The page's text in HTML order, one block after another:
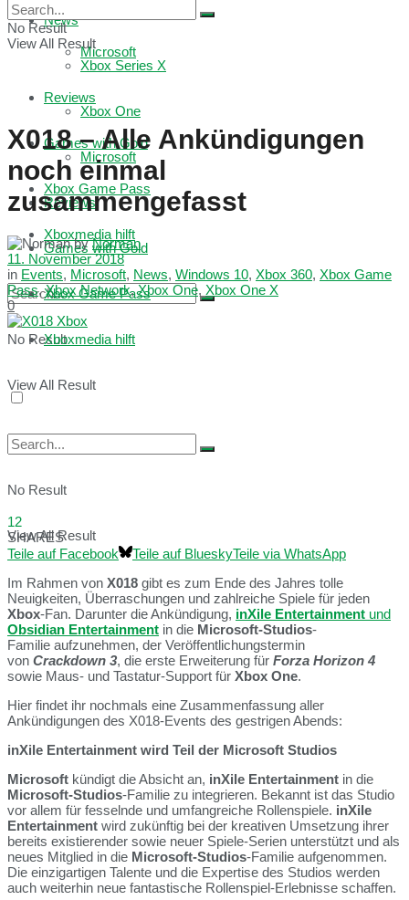
Microsoft
Reviews
Games with Gold
Xbox Game Pass
Xboxmedia hilft
No Result
View All Result
News
Xbox Series X
Xbox One
Microsoft
Reviews
Games with Gold
Xbox Game Pass
Xboxmedia hilft
No Result
View All Result
No Result
View All Result
X018 – Alle Ankündigungen
noch einmal
zusammengefasst
by Norman
11. November 2018
in Events, Microsoft, News, Windows 10, Xbox 360, Xbox Game
Pass,Xbox Network,Xbox One, Xbox One X
0
12
SHARES
Teile auf Facebook
Teile auf BlueskyTeile via WhatsApp
Im Rahmen von X018 gibt es zum Ende des Jahres tolle
Neuigkeiten, Überraschungen und zahlreiche Spiele für jeden
Xbox-Fan. Darunter die Ankündigung, inXile Entertainment und
Obsidian Entertainment in die Microsoft-Studios-
Familie aufzunehmen, der Veröffentlichungstermin
von Crackdown 3, die erste Erweiterung für Forza Horizon 4
sowie Maus- und Tastatur-Support für Xbox One.
Hier findet ihr nochmals eine Zusammenfassung aller
Ankündigungen des X018-Events des gestrigen Abends:
inXile Entertainment wird Teil der Microsoft Studios
Microsoft kündigt die Absicht an, inXile Entertainment in die
Microsoft-Studios-Familie zu integrieren. Bekannt ist das Studio
vor allem für fesselnde und umfangreiche Rollenspiele. inXile
Entertainment wird zukünftig bei der kreativen Umsetzung ihrer
bereits existierender sowie neuer Spiele-Serien unterstützt und als
neues Mitglied in die Microsoft-Studios-Familie aufgenommen.
Die einzigartigen Talente und die Expertise des Studios werden
auch weiterhin neue fantastische Rollenspiel-Erlebnisse schaffen.